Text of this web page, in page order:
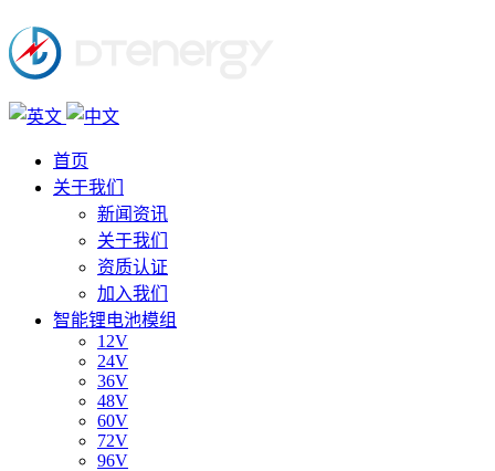
首页
关于我们
新闻资讯
关于我们
资质认证
加入我们
智能锂电池模组
12V
24V
36V
48V
60V
72V
96V